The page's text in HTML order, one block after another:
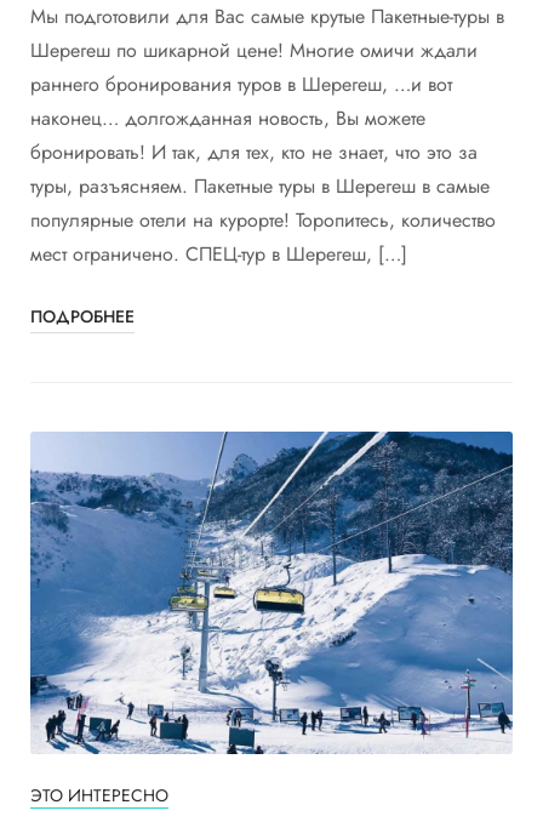
Мы подготовили для Вас самые крутые Пакетные-туры в
Шерегеш по шикарной цене! Многие омичи ждали
раннего бронирования туров в Шерегеш, …и вот
наконец… долгожданная новость, Вы можете
бронировать! И так, для тех, кто не знает, что это за
туры, разъясняем. Пакетные туры в Шерегеш в самые
популярные отели на курорте! Торопитесь, количество
мест ограничено. СПЕЦ-тур в Шерегеш, […]
ПОДРОБНЕЕ
ЭТО ИНТЕРЕСНО